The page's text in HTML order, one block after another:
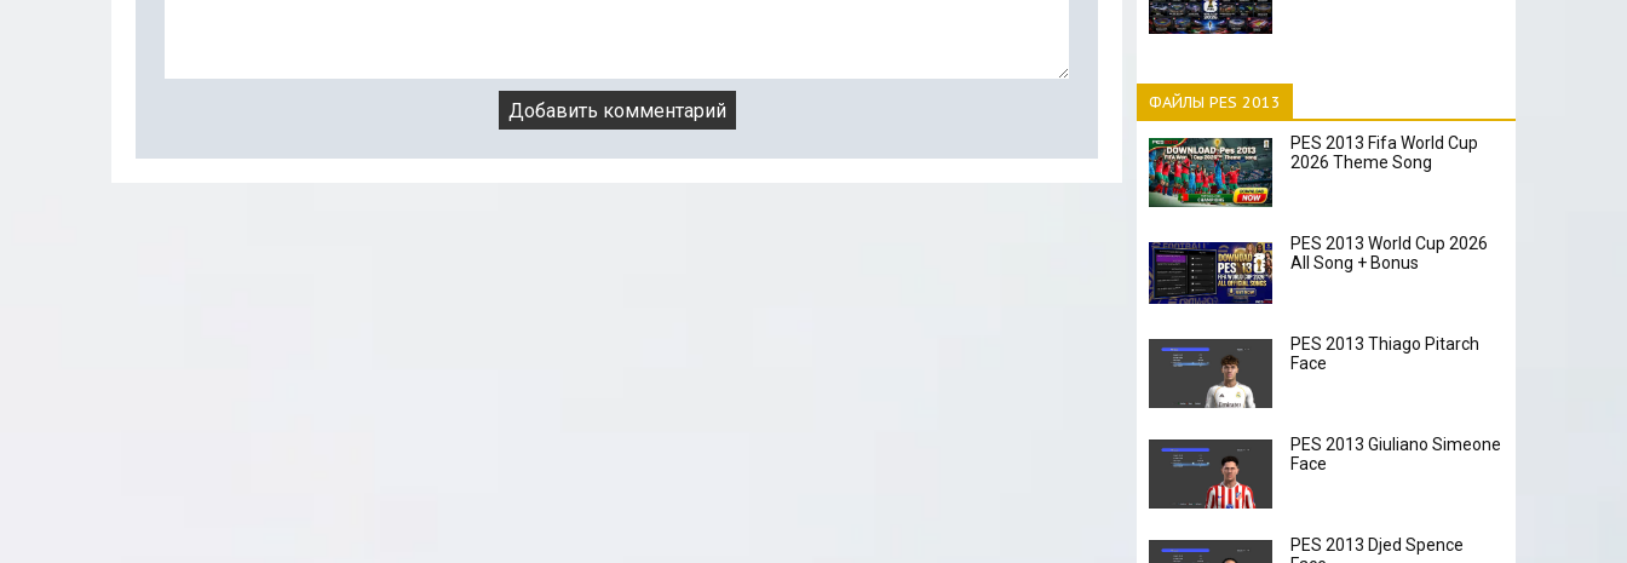
ФАЙЛЫ PES 2013
PES 2013 Fifa World Cup
2026 Theme Song
PES 2013 World Cup 2026
All Song + Bonus
PES 2013 Thiago Pitarch
Face
PES 2013 Giuliano Simeone
Face
PES 2013 Djed Spence